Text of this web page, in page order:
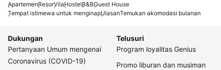
ApartemenResorVilaHostelB&BGuest House
Tempat istimewa untuk menginapUlasanTemukan akomodasi bulanan
Dukungan
Pertanyaan Umum mengenai
Coronavirus (COVID-19)
Telusuri
Program loyalitas Genius
Promo liburan dan musiman